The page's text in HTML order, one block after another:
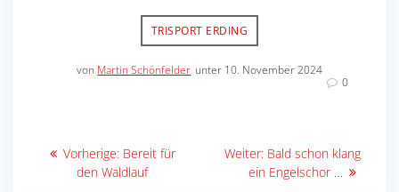
TRISPORT ERDING
von Martin Schönfelder unter 10. November 2024
0
Beitragsnavigation
Vorherige: Vorheriger
Beitrag:
Bereit für
den Waldlauf
Weiter: Nächster
Beitrag:
Bald schon klang
ein Engelschor …